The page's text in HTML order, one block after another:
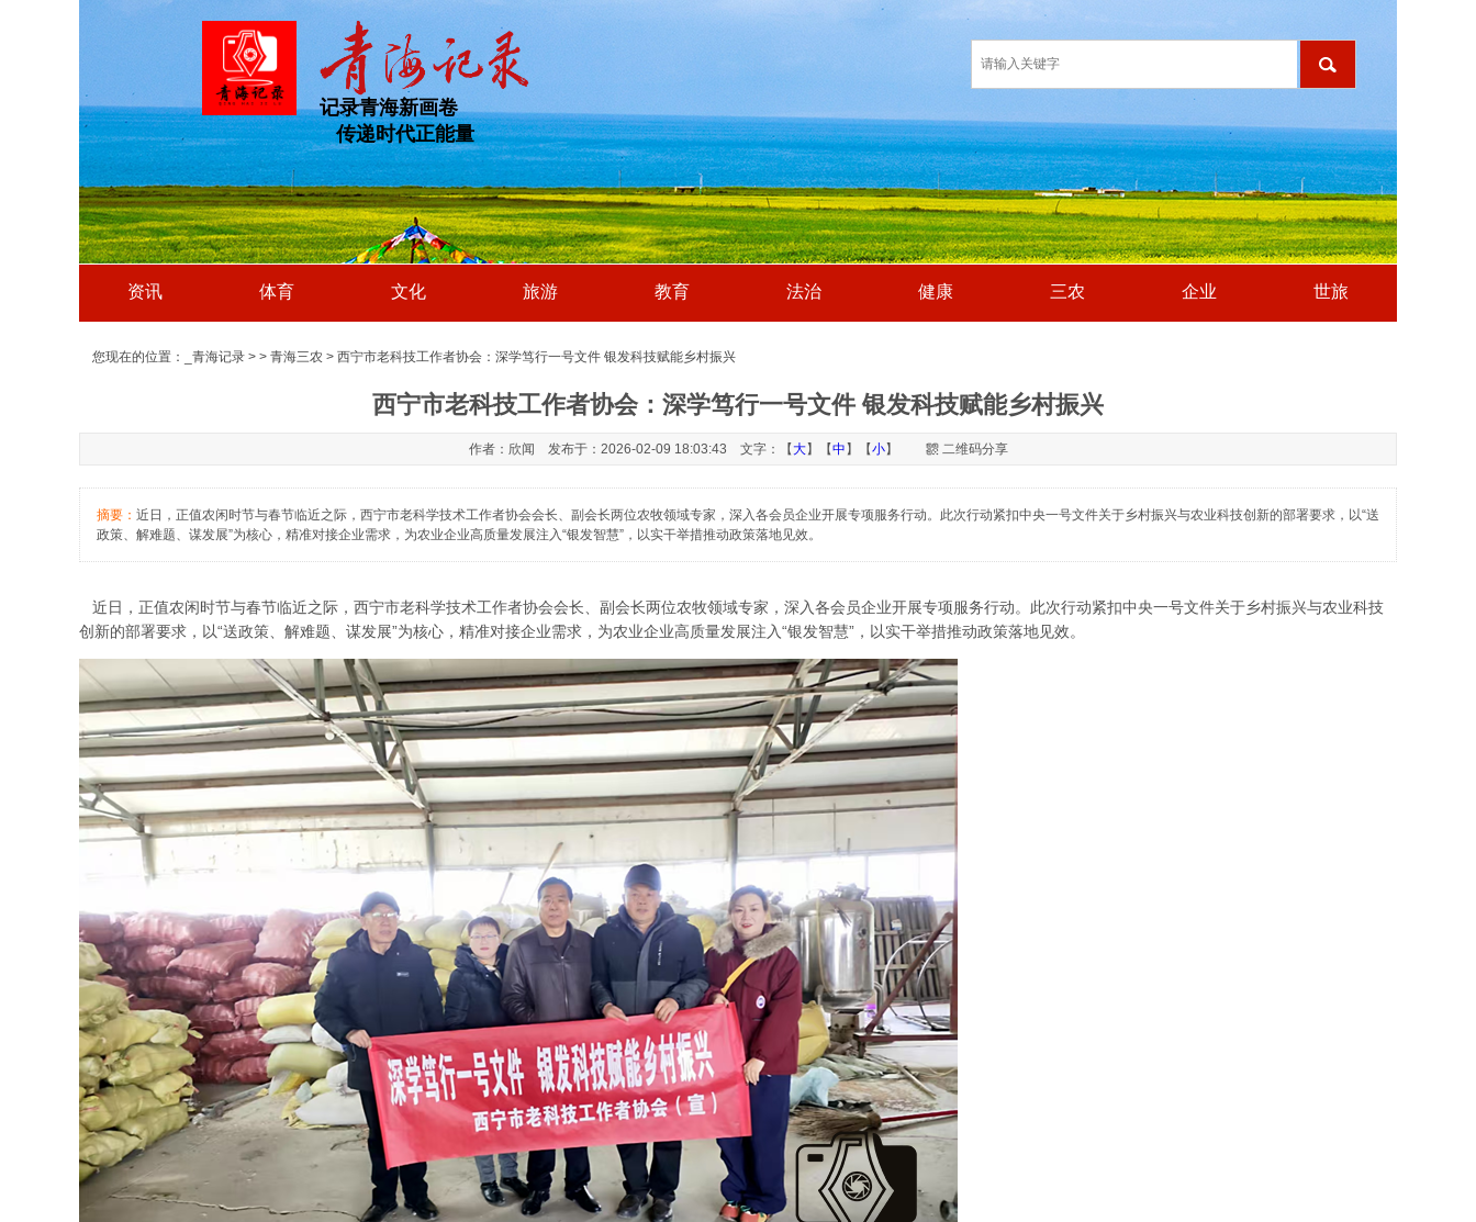
资讯 体育 文化 旅游 教育 法治 健康 三农 企业 世旅
记录青海新画卷
传递时代正能量
西宁市老科技工作者协会：深学笃行一号文件 银发科技赋能乡村振兴
作者：欣闻 发布于：2026-02-09 18:03:43 文字：【大】【中 】【小】 二维码分享
摘要： 近日，正值农闲时节与春节临近之际，西宁市老科学技术工作者协会会长、副会长两位农牧领域专家，深入各会员企业开展专项服务行动。此次行动紧扣中央一号文件关于乡村振兴与农业科技创新的部署要求，以“送
政策、解难题、谋发展”为核心，精准对接企业需求，为农业企业高质量发展注入“银发智慧”，以实干举措推动政策落地见效。
近日，正值农闲时节与春节临近之际，西宁市老科学技术工作者协会会长、副会长两位农牧领域专家，深入各会员企业开展专项服务行动。此次行动紧扣中央一号文件关于乡村振兴与农业科技
创新的部署要求，以“送政策、解难题、谋发展”为核心，精准对接企业需求，为农业企业高质量发展注入“银发智慧”，以实干举措推动政策落地见效。
您现在的位置： _青海记录 > > 青海三农 > 西宁市老科技工作者协会：深学笃行一号文件 银发科技赋能乡村振兴